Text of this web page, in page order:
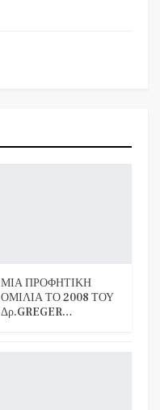
ΜΙΑ ΠΡΟΦΗΤΙΚΗ
ΟΜΙΛΙΑ ΤΟ 2008 ΤΟΥ
Δρ.GREGER…